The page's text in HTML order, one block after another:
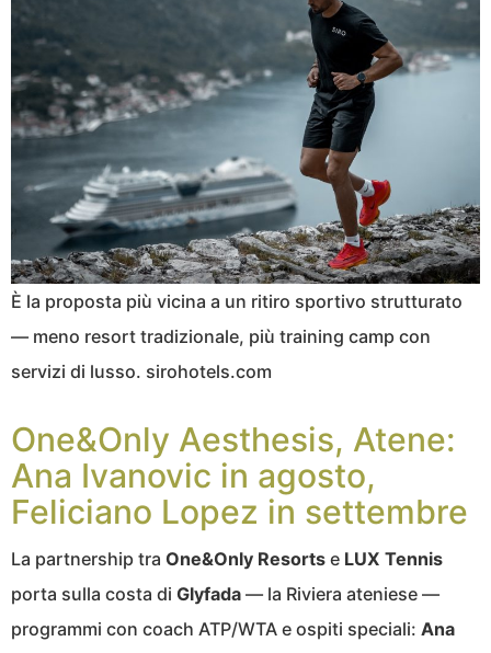
È la proposta più vicina a un ritiro sportivo strutturato
— meno resort tradizionale, più training camp con
servizi di lusso. sirohotels.com
One&Only Aesthesis, Atene:
Ana Ivanovic in agosto,
Feliciano Lopez in settembre
La partnership tra One&Only Resorts e LUX Tennis
porta sulla costa di Glyfada — la Riviera ateniese —
programmi con coach ATP/WTA e ospiti speciali: Ana